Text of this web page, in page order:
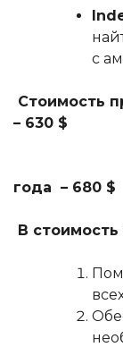
с
Стоимость
– 630 $
года – 680 $
В